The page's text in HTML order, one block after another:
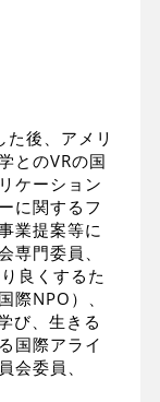
後、アメリ
とのVRの国
ケーション
に関するフ
業提案等に
専門委員、
良くするた
際NPO）、
び、生きる
国際アライ
会委員、